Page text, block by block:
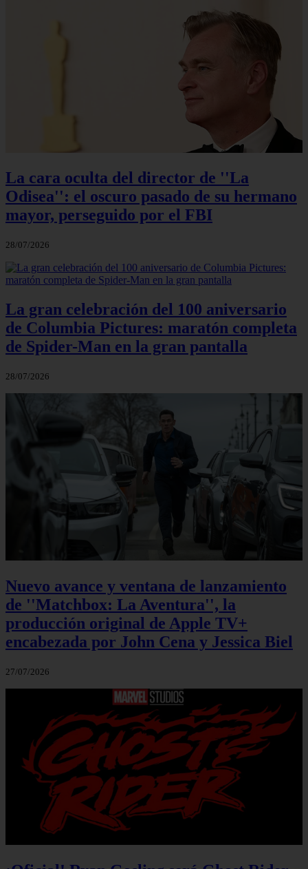
La cara oculta del director de ''La
Odisea'': el oscuro pasado de su hermano
mayor, perseguido por el FBI
28/07/2026
La gran celebración del 100 aniversario
de Columbia Pictures: maratón completa
de Spider-Man en la gran pantalla
28/07/2026
Nuevo avance y ventana de lanzamiento
de ''Matchbox: La Aventura'', la
producción original de Apple TV+
encabezada por John Cena y Jessica Biel
27/07/2026